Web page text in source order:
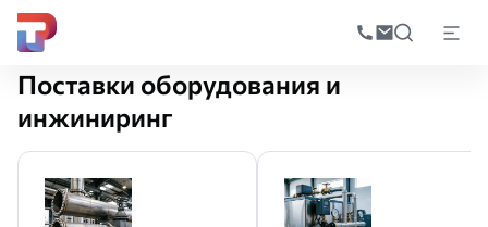
по
Главная Поставки оборудования и инжиниринг
Поставки оборудования и
инжиниринг